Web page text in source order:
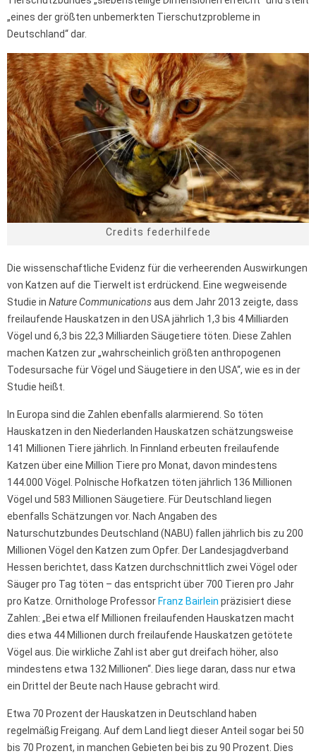
„eines der größten unbemerkten Tierschutzprobleme in
Deutschland“ dar.
Credits federhilfede
Die wissenschaftliche Evidenz für die verheerenden Auswirkungen
von Katzen auf die Tierwelt ist erdrückend. Eine wegweisende
Studie in Nature Communicationsaus dem Jahr 2013 zeigte, dass
freilaufende Hauskatzen in den USA jährlich 1,3 bis 4 Milliarden
Vögel und 6,3 bis 22,3 Milliarden Säugetiere töten. Diese Zahlen
machen Katzen zur „wahrscheinlich größten anthropogenen
Todesursache für Vögel und Säugetiere in den USA“, wie es in der
Studie heißt.
In Europa sind die Zahlen ebenfalls alarmierend. So töten
Hauskatzen in den Niederlanden Hauskatzen schätzungsweise
141 Millionen Tiere jährlich. In Finnland erbeuten freilaufende
Katzen über eine Million Tiere pro Monat, davon mindestens
144.000 Vögel. Polnische Hofkatzen töten jährlich 136 Millionen
Vögel und 583 Millionen Säugetiere. Für Deutschland liegen
ebenfalls Schätzungen vor. Nach Angaben des
Naturschutzbundes Deutschland (NABU) fallen jährlich bis zu 200
Millionen Vögel den Katzen zum Opfer. Der Landesjagdverband
Hessen berichtet, dass Katzen durchschnittlich zwei Vögel oder
Säuger pro Tag töten – das entspricht über 700 Tieren pro Jahr
pro Katze. Ornithologe Professor Franz Bairlein präzisiert diese
Zahlen: „Bei etwa elf Millionen freilaufenden Hauskatzen macht
dies etwa 44 Millionen durch freilaufende Hauskatzen getötete
Vögel aus. Die wirkliche Zahl ist aber gut dreifach höher, also
mindestens etwa 132 Millionen“. Dies liege daran, dass nur etwa
ein Drittel der Beute nach Hause gebracht wird.
Etwa 70 Prozent der Hauskatzen in Deutschland haben
regelmäßig Freigang. Auf dem Land liegt dieser Anteil sogar bei 50
bis 70 Prozent, in manchen Gebieten bei bis zu 90 Prozent. Dies